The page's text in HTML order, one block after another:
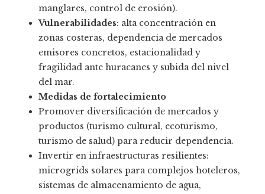
manglares, control de erosión).
Vulnerabilidades: alta concentración en
zonas costeras, dependencia de mercados
emisores concretos, estacionalidad y
fragilidad ante huracanes y subida del nivel
del mar.
Medidas de fortalecimiento
Promover diversificación de mercados y
productos (turismo cultural, ecoturismo,
turismo de salud) para reducir dependencia.
Invertir en infraestructuras resilientes:
microgrids solares para complejos hoteleros,
sistemas de almacenamiento de agua,